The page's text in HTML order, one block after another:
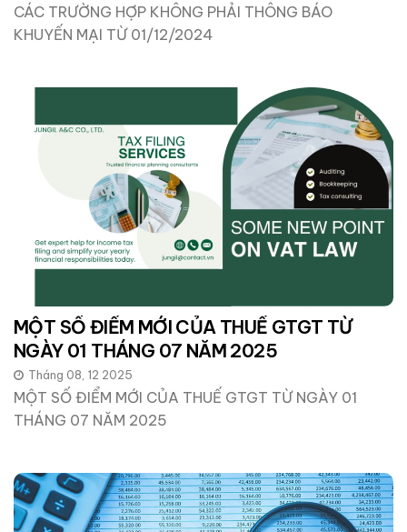
CÁC TRƯỜNG HỢP KHÔNG PHẢI THÔNG BÁO
KHUYẾN MẠI TỪ 01/12/2024
MỘT SỐ ĐIỂM MỚI CỦA THUẾ GTGT TỪ
NGÀY 01 THÁNG 07 NĂM 2025
Tháng 08, 12 2025
MỘT SỐ ĐIỂM MỚI CỦA THUẾ GTGT TỪ NGÀY 01
THÁNG 07 NĂM 2025